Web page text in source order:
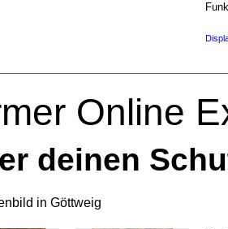
Online
deinen
in Göttweig